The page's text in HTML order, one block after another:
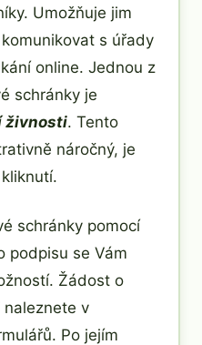
Umožňuje jim
s úřady
online. Jednou z
schránky je
živnosti. Tento
náročný, je
schránky pomocí
podpisu se Vám
Žádost o
naleznete v
Po jejím